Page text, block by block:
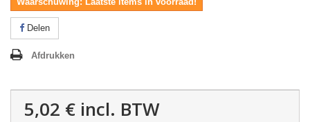
Delen
Afdrukken
5,02 € incl. BTW